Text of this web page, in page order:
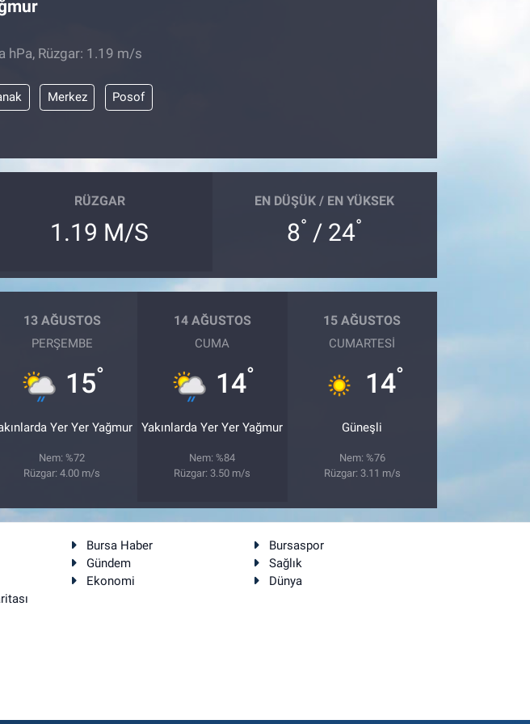
hPa, Rüzgar: 1.19 m/s
Merkez Posof
RÜZGAR
1.19 M/S
EN DÜŞÜK / EN YÜKSEK
8° / 24°
13 AĞUSTOS
PERŞEMBE
15°
Yer Yer Yağmur
Nem: %72
Rüzgar: 4.00 m/s
14 AĞUSTOS
CUMA
14°
Yakınlarda Yer Yer Yağmur
Nem: %84
Rüzgar: 3.50 m/s
15 AĞUSTOS
CUMARTESI
14°
Güneşli
Nem: %76
Rüzgar: 3.11 m/s
Bursa Haber
Bursaspor
Gündem
Sağlık
Ekonomi
Dünya